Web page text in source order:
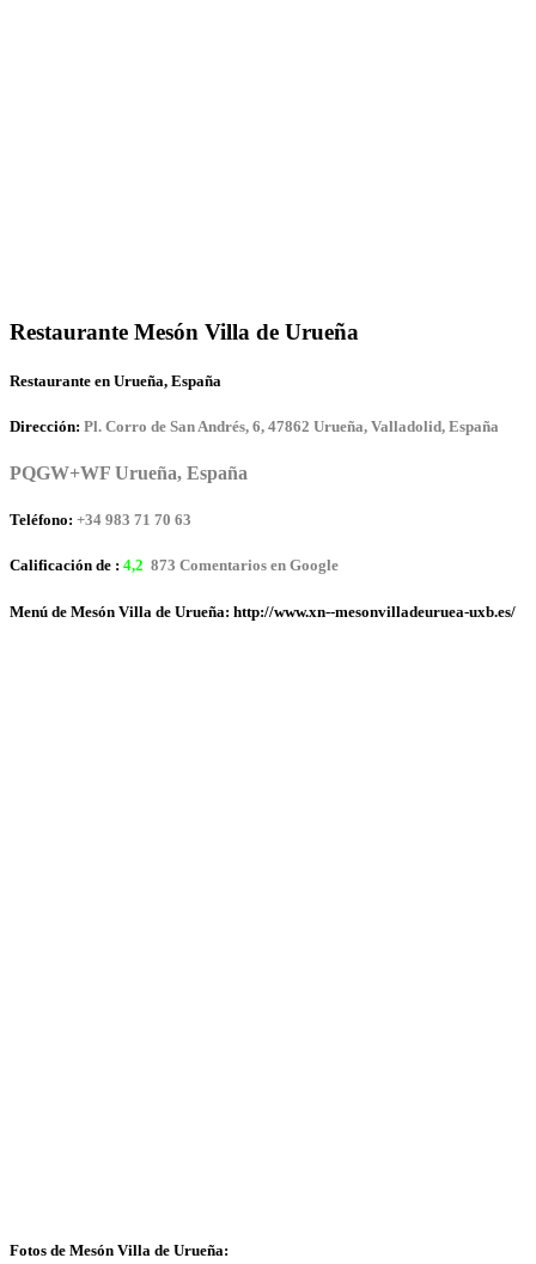
Restaurante Mesón Villa de Urueña
Restaurante en Urueña, España
Dirección: Pl. Corro de San Andrés, 6, 47862 Urueña, Valladolid, España
PQGW+WF Urueña, España
Teléfono: +34 983 71 70 63
Calificación de : 4,2 873 Comentarios en Google
Menú de Mesón Villa de Urueña: http://www.xn--mesonvilladeuruea-uxb.es/
Fotos de Mesón Villa de Urueña: